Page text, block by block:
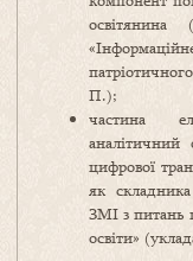
П.);
частина
цифрової
як
ЗМІ з питань
освіти»